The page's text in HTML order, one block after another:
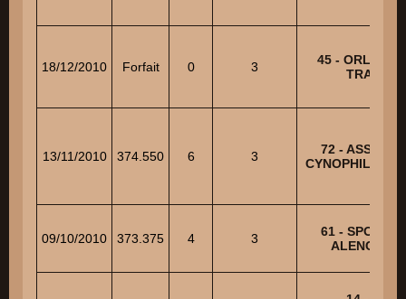
18/12/2010 Forfait 0 3
45 -
13/11/2010 374.550 6 3
72 -
CYNOPHILE
09/10/2010 373.375 4 3
61 - SPORT